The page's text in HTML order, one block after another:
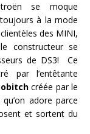
se moque
à la mode
des MINI,
constructeur se
de DS3! Ce
par l’entêtante
créée par le
adore parce
et sortent du